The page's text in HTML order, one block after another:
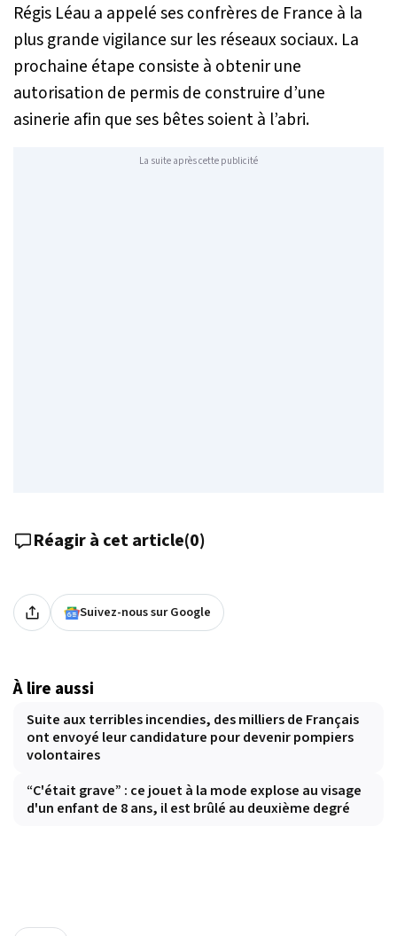
Régis Léau a appelé ses confrères de France à la
plus grande vigilance sur les réseaux sociaux. La
prochaine étape consiste à obtenir une
autorisation de permis de construire d’une
asinerie afin que ses bêtes soient à l’abri.
La suite après cette publicité
Réagir à cet article(0)
Suivez-nous sur Google
À lire aussi
Suite aux terribles incendies, des milliers de Français
ont envoyé leur candidature pour devenir pompiers
volontaires
“C'était grave” : ce jouet à la mode explose au visage
d'un enfant de 8 ans, il est brûlé au deuxième degré